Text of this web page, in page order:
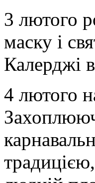
3 лютого
маску і
Калерджі
4 лютого